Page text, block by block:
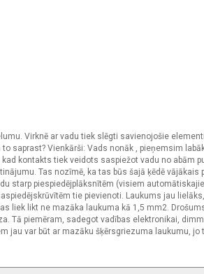
Virknē ar vadu tiek slēgti savienojošie
saprast? Vienkārši: Vads nonāk , pieņemsim
kontakts tiek veidots saspiežot vadu no abām
Tas nozīmē, ka tas būs šajā ķēdē vājākais
starp piespiedējplāksnītēm (visiem
tie pievienoti. Laukums jau
liek likt ne mazāka laukuma kā 1,5 mm2.
Tā piemēram, sadegot vadības elektronikai,
jau var būt ar mazāku šķērsgriezuma laukumu, jo